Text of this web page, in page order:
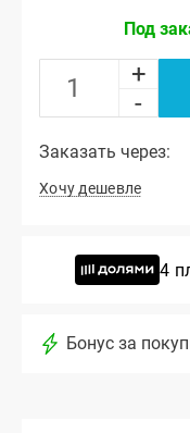
Под
+
-
Заказать через:
Хочу дешевле
4
Бонус за